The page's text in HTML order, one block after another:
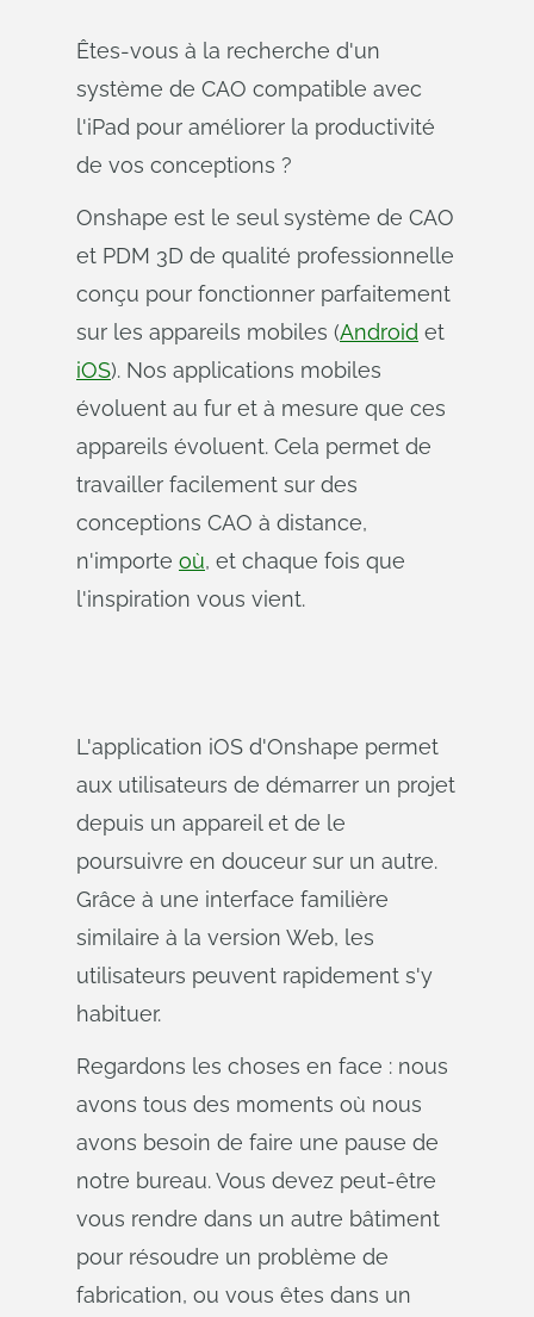
Êtes-vous à la recherche d'un
système de CAO compatible avec
l'iPad pour améliorer la productivité
de vos conceptions ?
Onshape est le seul système de CAO
et PDM 3D de qualité professionnelle
conçu pour fonctionner parfaitement
sur les appareils mobiles (Android et
iOS). Nos applications mobiles
évoluent au fur et à mesure que ces
appareils évoluent. Cela permet de
travailler facilement sur des
conceptions CAO à distance,
n'importe où, et chaque fois que
l'inspiration vous vient.
L'application iOS d'Onshape permet
aux utilisateurs de démarrer un projet
depuis un appareil et de le
poursuivre en douceur sur un autre.
Grâce à une interface familière
similaire à la version Web, les
utilisateurs peuvent rapidement s'y
habituer.
Regardons les choses en face : nous
avons tous des moments où nous
avons besoin de faire une pause de
notre bureau. Vous devez peut-être
vous rendre dans un autre bâtiment
pour résoudre un problème de
fabrication, ou vous êtes dans un